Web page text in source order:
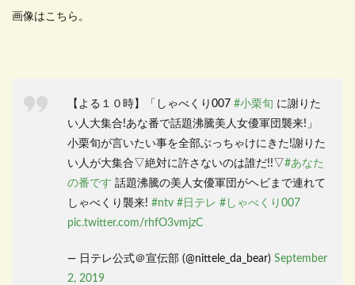
画像はこちら。
【よる１０時】「しゃべくり007 #小栗旬 に謝りた
い人大集合!あな番で話題沸騰美人女優軍団襲来!」
小栗旬が言いたい事を全部ぶっちゃけにきた!謝りた
い人が大集合▽絶対に許さないのは誰だ!!▽#あなた
の番です 話題沸騰の美人女優軍団がヘビまで連れて
しゃべくり襲来! #ntv #日テレ #しゃべくり007
pic.twitter.com/rhfO3vmjzC
— 日テレ公式＠宣伝部 (@nittele_da_bear) September
2, 2019